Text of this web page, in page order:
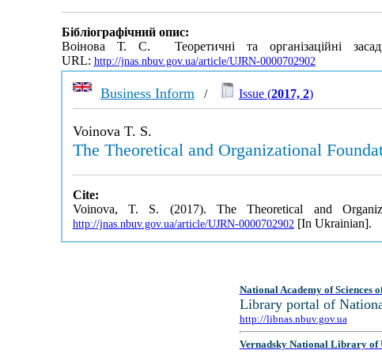
Бібліографічний опис:
Воінова Т. С. Теоретичні та організаційні
URL: http://jnas.nbuv.gov.ua/article/UJRN-0000702902
Business Inform / Issue (2017, 2)
Voinova T. S.
The Theoretical and Organizational
Cite:
Voinova, T. S. (2017). The Theoretical and
http://jnas.nbuv.gov.ua/article/UJRN-0000702902 [In Ukrainian].
National Academy of Sciences
Library portal of
http://libnas.nbuv.gov.ua
Vernadsky National Library of